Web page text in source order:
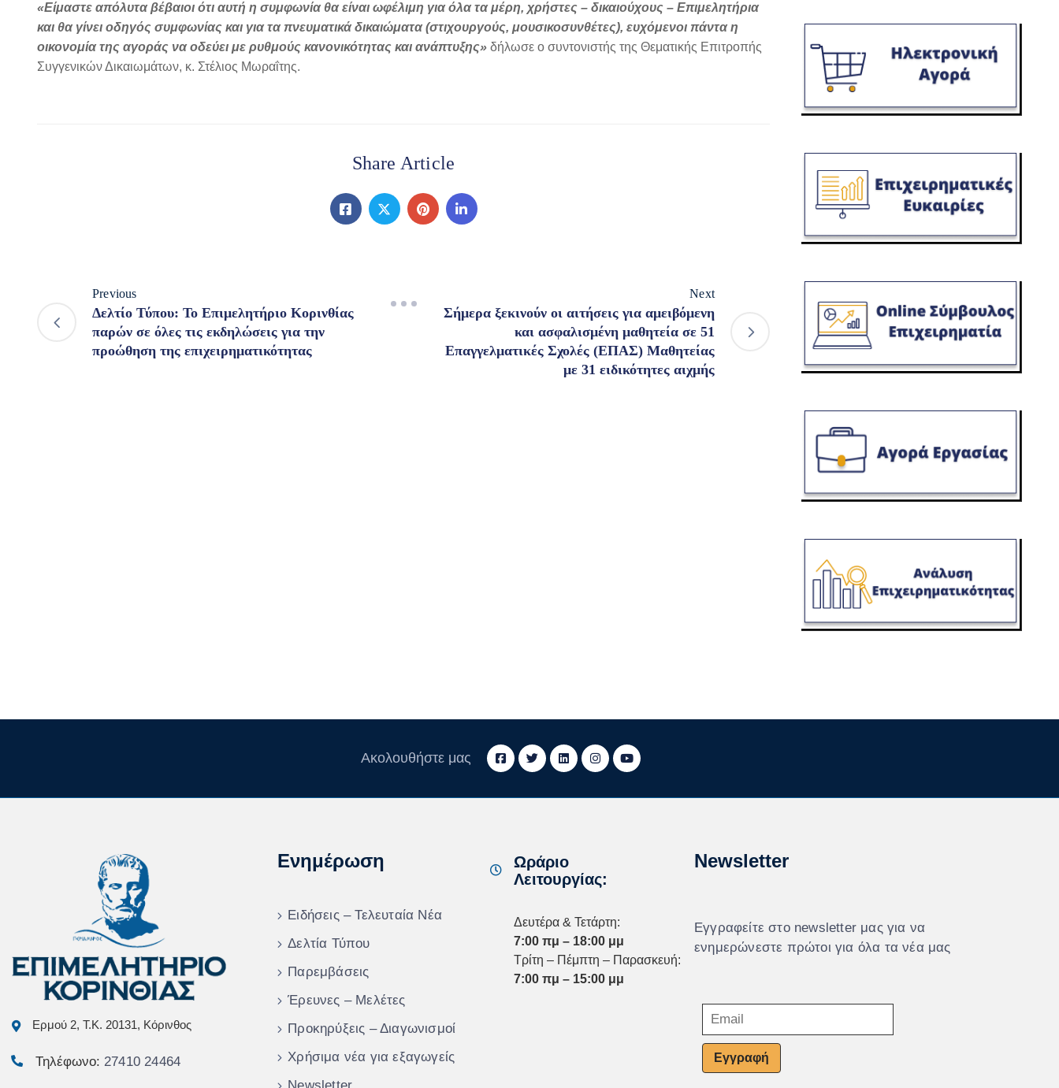
«Είμαστε απόλυτα βέβαιοι ότι αυτή η συμφωνία θα είναι ωφέλιμη για όλα τα μέρη, χρήστες – δικαιούχους – Επιμελητήρια
και θα γίνει οδηγός συμφωνίας και για τα πνευματικά δικαιώματα (στιχουργούς, μουσικοσυνθέτες), ευχόμενοι πάντα η
οικονομία της αγοράς να οδεύει με ρυθμούς κανονικότητας και ανάπτυξης» δήλωσε ο συντονιστής της Θεματικής Επιτροπής
Συγγενικών Δικαιωμάτων, κ. Στέλιος Μωραΐτης.
Share Article
Previous
Δελτίο Τύπου: Το Επιμελητήριο Κορινθίας
παρών σε όλες τις εκδηλώσεις για την
προώθηση της επιχειρηματικότητας
Next
Σήμερα ξεκινούν οι αιτήσεις για αμειβόμενη
και ασφαλισμένη μαθητεία σε 51
Επαγγελματικές Σχολές (ΕΠΑΣ) Μαθητείας
με 31 ειδικότητες αιχμής
Ακολουθήστε μας
Ερμού 2, Τ.Κ. 20131, Κόρινθος
Τηλέφωνο: 27410 24464
Ενημέρωση
Ειδήσεις – Τελευταία Νέα
Δελτία Τύπου
Παρεμβάσεις
Έρευνες – Μελέτες
Προκηρύξεις – Διαγωνισμοί
Χρήσιμα νέα για εξαγωγείς
Ωράριο
Λειτουργίας:
Δευτέρα & Τετάρτη:
7:00 πμ – 18:00 μμ
Τρίτη – Πέμπτη – Παρασκευή:
7:00 πμ – 15:00 μμ
Newsletter
Εγγραφείτε στο newsletter μας για να
ενημερώνεστε πρώτοι για όλα τα νέα μας
Εγγραφή